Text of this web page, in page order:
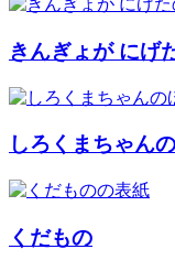
きんぎょが にげ
しろくまちゃん
くだもの